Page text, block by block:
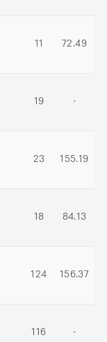
11 72.49
19 -
23 155.19
18 84.13
124 156.37
116 -